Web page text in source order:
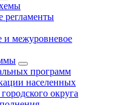
регламенты
и межуровневое
программ
населенных
округа